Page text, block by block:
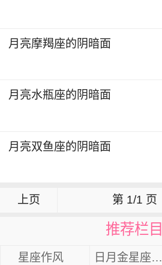
月亮摩羯座的阴暗面
月亮水瓶座的阴暗面
月亮双鱼座的阴暗面
上页 第 1/1 页
推荐栏目
星座作风 日月金星座组合